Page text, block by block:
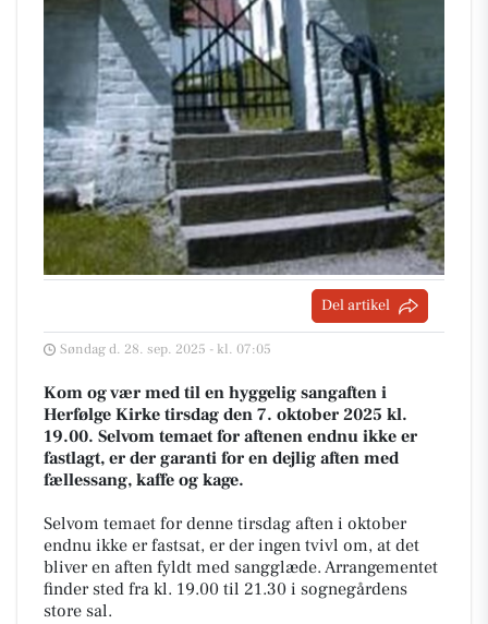
Del artikel
Søndag d. 28. sep. 2025 - kl. 07:05
Kom og vær med til en hyggelig sangaften i
Herfølge Kirke tirsdag den 7. oktober 2025 kl.
19.00. Selvom temaet for aftenen endnu ikke er
fastlagt, er der garanti for en dejlig aften med
fællessang, kaffe og kage.
Selvom temaet for denne tirsdag aften i oktober
endnu ikke er fastsat, er der ingen tvivl om, at det
bliver en aften fyldt med sangglæde. Arrangementet
finder sted fra kl. 19.00 til 21.30 i sognegårdens
store sal.